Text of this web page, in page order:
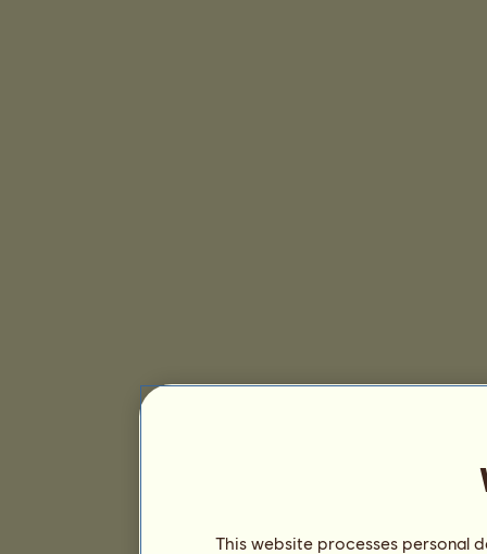
This website processes personal